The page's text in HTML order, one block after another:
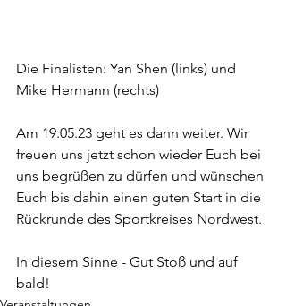
Die Finalisten: Yan Shen (links) und
Mike Hermann (rechts)
Am 19.05.23 geht es dann weiter. Wir
freuen uns jetzt schon wieder Euch bei
uns begrüßen zu dürfen und wünschen
Euch bis dahin einen guten Start in die
Rückrunde des Sportkreises Nordwest.
In diesem Sinne - Gut Stoß und auf
bald!